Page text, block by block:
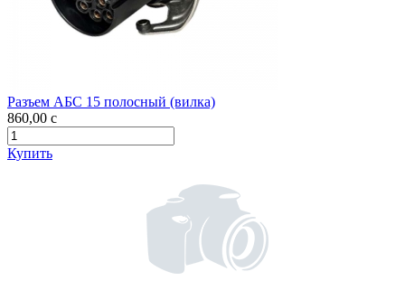
Разъем АБС 15 полосный (вилка)
860,00 c
Купить